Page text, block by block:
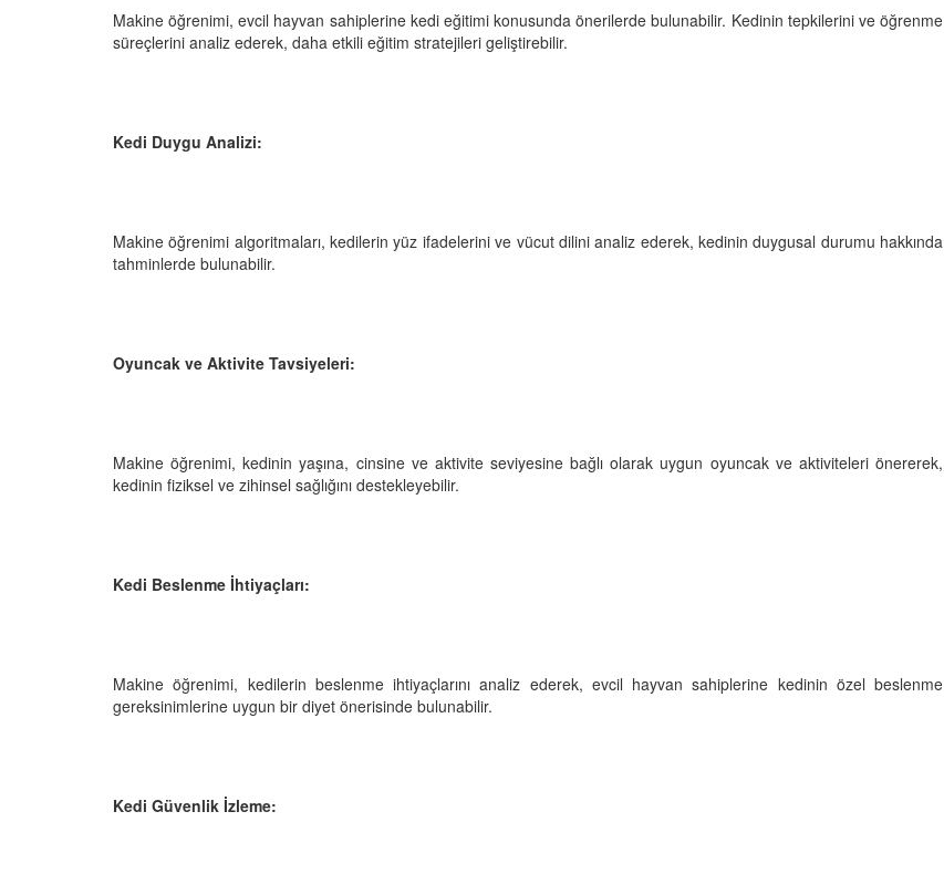
Makine öğrenimi, evcil hayvan sahiplerine kedi eğitimi konusunda önerilerde bulunabilir. Kedinin tepkilerini ve öğrenme
süreçlerini analiz ederek, daha etkili eğitim stratejileri geliştirebilir.
Kedi Duygu Analizi:
Makine öğrenimi algoritmaları, kedilerin yüz ifadelerini ve vücut dilini analiz ederek, kedinin duygusal durumu hakkında
tahminlerde bulunabilir.
Oyuncak ve Aktivite Tavsiyeleri:
Makine öğrenimi, kedinin yaşına, cinsine ve aktivite seviyesine bağlı olarak uygun oyuncak ve aktiviteleri önererek,
kedinin fiziksel ve zihinsel sağlığını destekleyebilir.
Kedi Beslenme İhtiyaçları:
Makine öğrenimi, kedilerin beslenme ihtiyaçlarını analiz ederek, evcil hayvan sahiplerine kedinin özel beslenme
gereksinimlerine uygun bir diyet önerisinde bulunabilir.
Kedi Güvenlik İzleme: